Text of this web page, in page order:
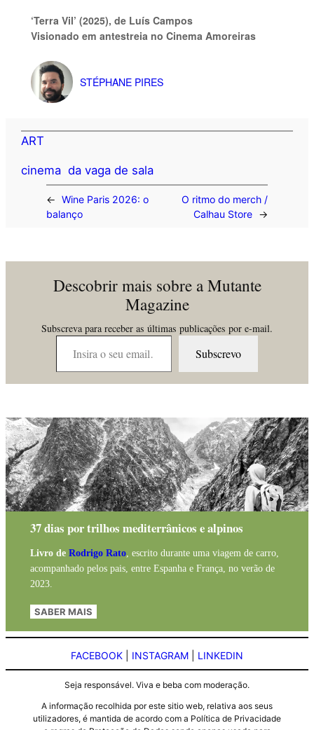
‘Terra Vil’ (2025), de Luís Campos
Visionado em antestreia no Cinema Amoreiras
STÉPHANE PIRES
ART
cinema da vaga de sala
←
Wine Paris 2026: o
balanço
O ritmo do merch /
Calhau Store
→
Descobrir mais sobre a Mutante
Magazine
Subscreva para receber as últimas publicações por e-mail.
Insira o seu email…
Subscrevo
37 dias por trilhos mediterrânicos e alpinos
Livro de Rodrigo Rato, escrito durante uma viagem de carro,
acompanhado pelos pais, entre Espanha e França, no verão de
2023.
SABER MAIS
FACEBOOK INSTAGRAM LINKEDIN
Seja responsável. Viva e beba com moderação.
A informação recolhida por este sitio web, relativa aos seus
utilizadores, é mantida de acordo com a Política de Privacidade